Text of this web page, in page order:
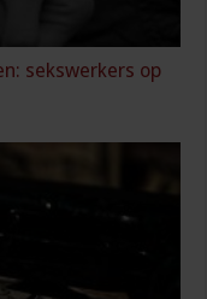
sekswerkers op